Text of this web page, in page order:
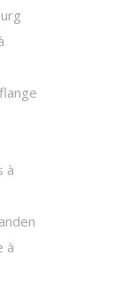
à
à